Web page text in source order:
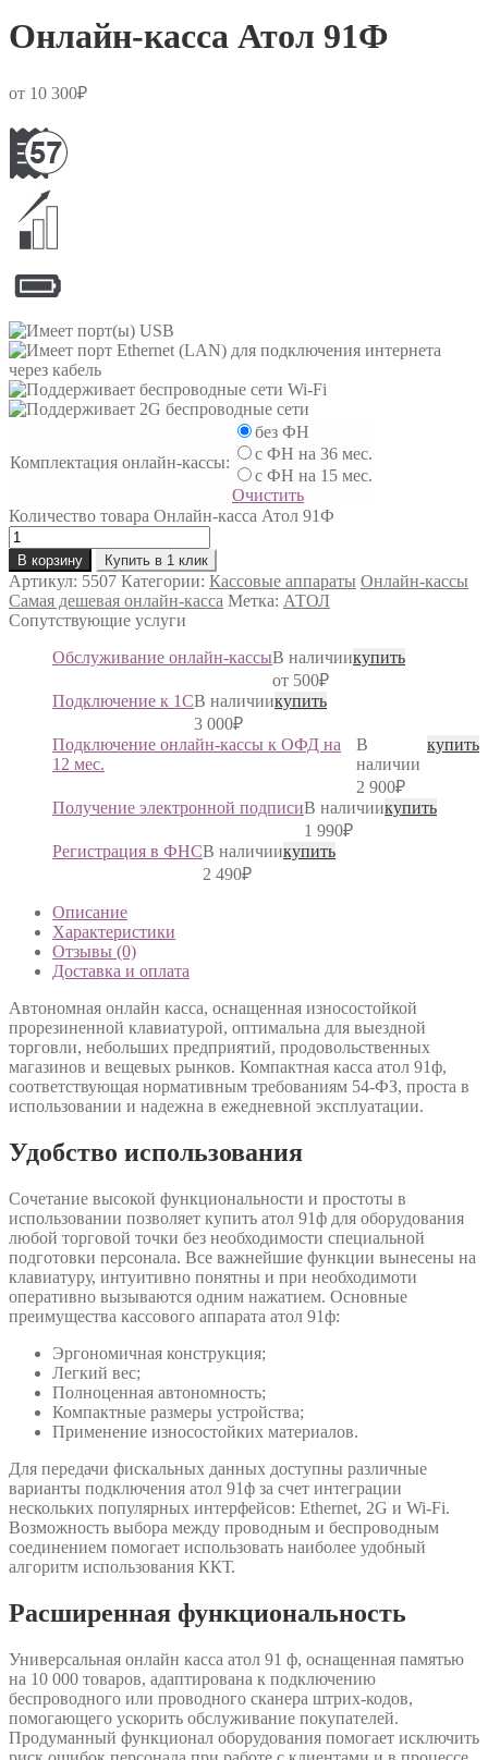
Онлайн-касса Атол 91Ф
от 10 300₽
Комплектация онлайн-кассы:
без ФН
с ФН на 36 мес.
с ФН на 15 мес.
Очистить
Количество товара Онлайн-касса Атол 91Ф
В корзину Купить в 1 клик
Артикул: 5507 Категории: Кассовые аппараты Онлайн-кассы
Самая дешевая онлайн-касса Метка: АТОЛ
Сопутствующие услуги
Обслуживание онлайн-кассыВ наличии
от 500₽
купить
Подключение к 1СВ наличии
3 000₽
купить
Подключение онлайн-кассы к ОФД на
12 мес.
В
наличии
2 900₽
купить
Получение электронной подписиВ наличии
1 990₽
купить
Регистрация в ФНСВ наличии
2 490₽
купить
Описание
Характеристики
Отзывы (0)
Доставка и оплата
Автономная онлайн касса, оснащенная износостойкой
прорезиненной клавиатурой, оптимальна для выездной
торговли, небольших предприятий, продовольственных
магазинов и вещевых рынков. Компактная касса атол 91ф,
соответствующая нормативным требованиям 54-ФЗ, проста в
использовании и надежна в ежедневной эксплуатации.
Удобство использования
Сочетание высокой функциональности и простоты в
использовании позволяет купить атол 91ф для оборудования
любой торговой точки без необходимости специальной
подготовки персонала. Все важнейшие функции вынесены на
клавиатуру, интуитивно понятны и при необходимоти
оперативно вызываются одним нажатием. Основные
преимущества кассового аппарата атол 91ф:
Эргономичная конструкция;
Легкий вес;
Полноценная автономность;
Компактные размеры устройства;
Применение износостойких материалов.
Для передачи фискальных данных доступны различные
варианты подключения атол 91ф за счет интеграции
нескольких популярных интерфейсов: Ethernet, 2G и Wi-Fi.
Возможность выбора между проводным и беспроводным
соединением помогает использовать наиболее удобный
алгоритм использования ККТ.
Расширенная функциональность
Универсальная онлайн касса атол 91 ф, оснащенная памятью
на 10 000 товаров, адаптирована к подключению
беспроводного или проводного сканера штрих-кодов,
помогающего ускорить обслуживание покупателей.
Продуманный функционал оборудования помогает исключить